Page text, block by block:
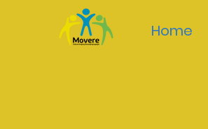
Home